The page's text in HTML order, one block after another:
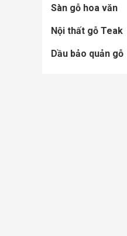
Sàn gỗ hoa văn
Nội thất gỗ Teak
Dầu bảo quản gỗ